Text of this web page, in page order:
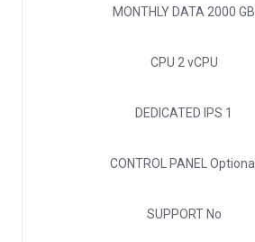
MONTHLY DATA 2000 GB
CPU 2 vCPU
DEDICATED IPS 1
CONTROL PANEL Optional
SUPPORTNo